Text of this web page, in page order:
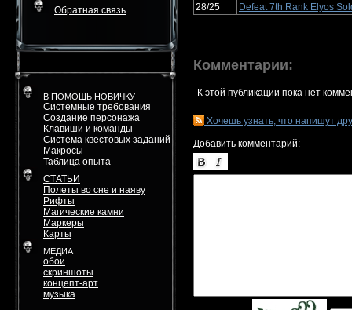
Обратная связь
В ПОМОЩЬ НОВИЧКУ
Системные требования
Создание персонажа
Клавиши и команды
Система квестовых заданий
Макросы
Таблица опыта
СТАТЬИ
Полеты во сне и наяву
Рифты
Магические камни
Маркеры
Карты
МЕДИА
обои
скриншоты
концепт-арт
музыка
28/25
Defeat 7th Rank Elyos
Комментарии:
К этой публикации пока нет
Хочешь узнать, что напишут
Добавить комментарий: